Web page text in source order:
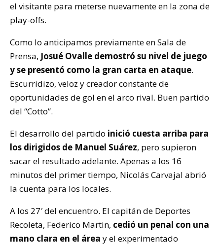
el visitante para meterse nuevamente en la zona de
play-offs.
Como lo anticipamos previamente en Sala de
Prensa, Josué Ovalle demostró su nivel de juego
y se presentó como la gran carta en ataque.
Escurridizo, veloz y creador constante de
oportunidades de gol en el arco rival. Buen partido
del “Cotto”.
El desarrollo del partido inició cuesta arriba para
los dirigidos de Manuel Suárez, pero supieron
sacar el resultado adelante. Apenas a los 16
minutos del primer tiempo, Nicolás Carvajal abrió
la cuenta para los locales.
A los 27′ del encuentro. El capitán de Deportes
Recoleta, Federico Martin, cedió un penal con una
mano clara en el área y el experimentado